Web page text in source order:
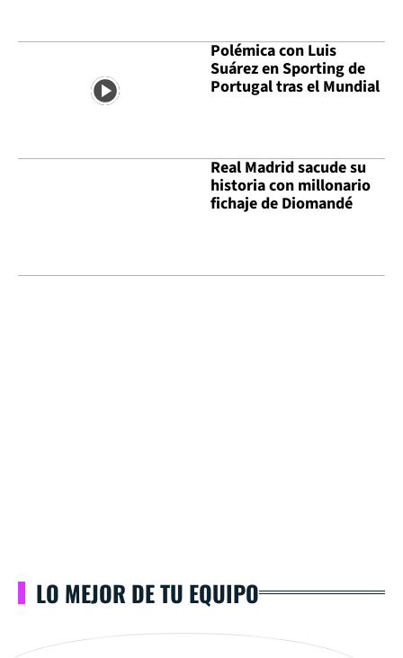
Polémica con Luis
Suárez en Sporting de
Portugal tras el Mundial
Real Madrid sacude su
historia con millonario
fichaje de Diomandé
LO MEJOR DE TU EQUIPO